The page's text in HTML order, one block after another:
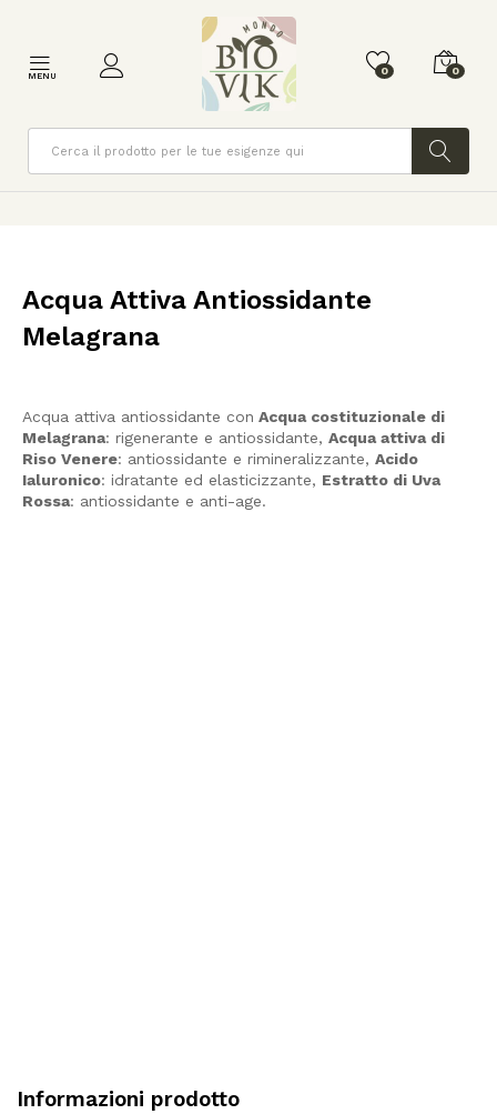
MENU 0 0
Cerca
Acqua Attiva Antiossidante
Melagrana
Acqua attiva antiossidante con Acqua costituzionale di
Melagrana: rigenerante e antiossidante, Acqua attiva di
Riso Venere: antiossidante e rimineralizzante, Acido
Ialuronico: idratante ed elasticizzante, Estratto di Uva
Rossa: antiossidante e anti-age.
Informazioni prodotto